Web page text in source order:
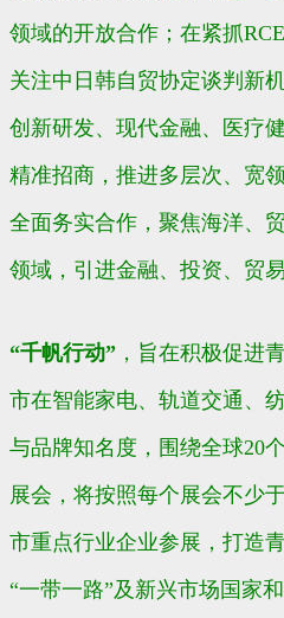
领域的开放合作；在紧抓
关注中日韩自贸协定谈判新
创新研发、现代金融、医疗
精准招商，推进多层次、宽
全面务实合作，聚焦海洋、
领域，引进金融、投资、贸
“千帆行动” ，旨在积极促进
市在智能家电、轨道交通、
与品牌知名度，围绕全球20
展会，将按照每个展会不少
市重点行业企业参展，打造
“一带一路”及新兴市场国家